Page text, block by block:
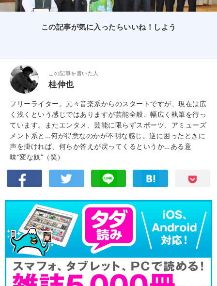
この記事が気に入ったらいいね！しよう
この記事を書いた人
桂伸也
フリーライター。元々音楽系からのスタートですが、現在は広
く浅くという感じではありますが芸能全般、幅広く執筆を行っ
ています。またエンタメ、芸能に限らずスポーツ、アミューズ
メント系と…何が得意なのかが不明な感じ。逆に困ったときに
声を掛ければ、何らか答えが戻ってくるというか…ある意
味“変な奴”（笑）